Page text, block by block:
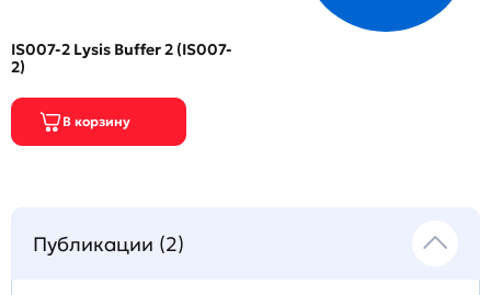
IS007-2 Lysis Buffer 2 (IS007-
2)
Публикации (2)